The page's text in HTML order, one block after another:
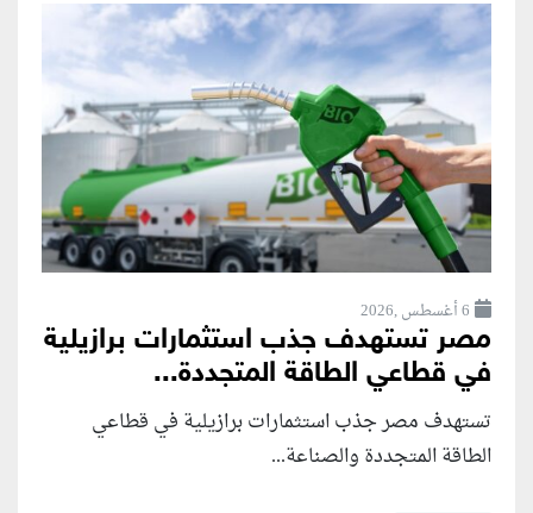
6 أغسطس ,2026
مصر تستهدف جذب استثمارات برازيلية
في قطاعي الطاقة المتجددة...
تستهدف مصر جذب استثمارات برازيلية في قطاعي
الطاقة المتجددة والصناعة...